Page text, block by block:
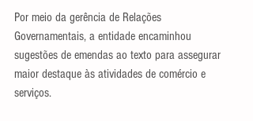
Por meio da gerência de Relações
Governamentais, a entidade encaminhou
sugestões de emendas ao texto para assegurar
maior destaque às atividades de comércio e
serviços.